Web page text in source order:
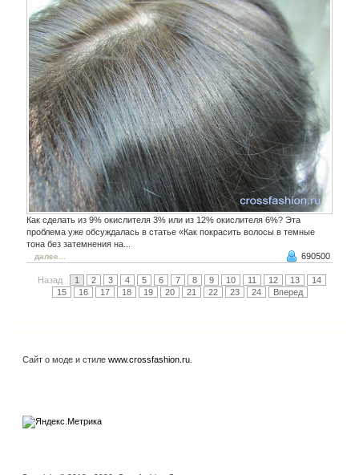
Как сделать из 9% окислителя 3% или из 12% окислителя 6%? Эта
проблема уже обсуждалась в статье «Как покрасить волосы в темные
тона без затемнения на...
далее... 690500
Назад 1 2 3 4 5 6 7 8 9 10 11 12 13
14
15
16 17 18 19 20 21 22 23 24 Вперед
Сайт о моде и стиле www.crossfashion.ru